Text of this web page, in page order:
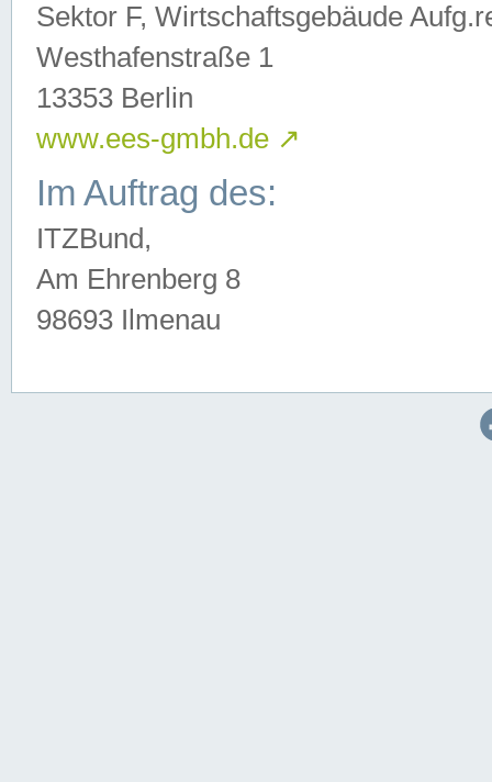
Sektor F, Wirtschaftsgebäude
Westhafenstraße 1
13353 Berlin
www.ees-gmbh.de ↗
Im Auftrag des:
ITZBund,
Am Ehrenberg 8
98693 Ilmenau